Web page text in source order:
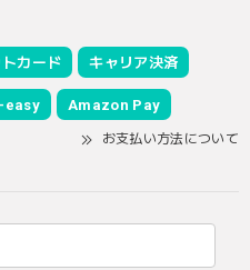
カード キャリア決済
easy Amazon Pay
お支払い方法について